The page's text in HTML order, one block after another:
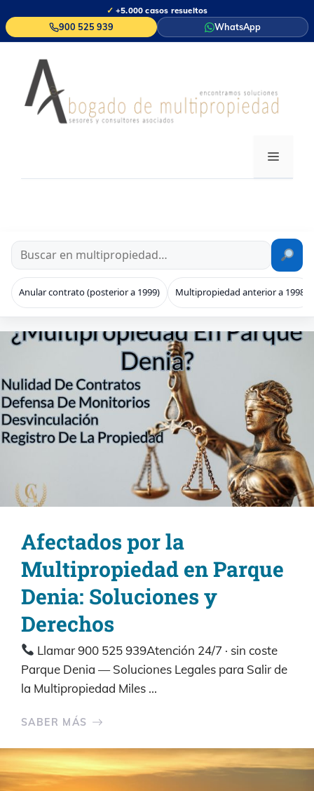
al
contenido
✓ +5.000 casos resueltos
900 525 939 WhatsApp
MENÚ
Anular contrato (posterior a 1999) Multipropiedad anterior a 1998
Afectados por la
Multipropiedad en Parque
Denia: Soluciones y
Derechos
Llamar 900 525 939Atención 24/7 · sin coste
Parque Denia — Soluciones Legales para Salir de
la Multipropiedad Miles ...
SABER MÁS